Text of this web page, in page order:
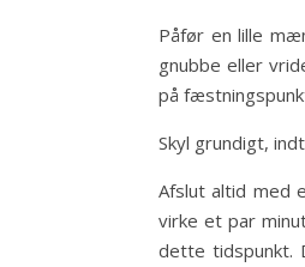
Påfør en lille
gnubbe eller
på
Skyl grundigt,
Afslut altid med
virke et par
dette tidspunkt.